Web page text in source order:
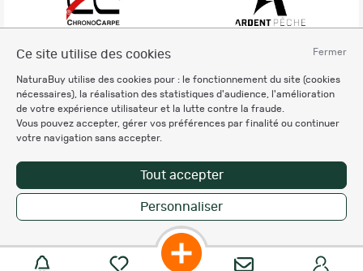
Fermer
Ce site utilise des cookies
NaturaBuy utilise des cookies pour : le fonctionnement du site (cookies
nécessaires), la réalisation des statistiques d'audience, l'amélioration
de votre expérience utilisateur et la lutte contre la fraude.
Vous pouvez accepter, gérer vos préférences par finalité ou continuer
votre navigation sans accepter.
Tout accepter
Personnaliser
Charte éthique
Mentions légales
Règlement & Conditions d'utilisation
Politique de protection
des données personnelles
Personnalisation des cookies
Copyright © 2007-2026 NaturaBuy. Tous droits réservés. N°CNIL: 1239459.
Les marques commerciales mentionnées appartiennent à leurs propriétaires
respectifs in 0.086 s
Suggestions de recherche